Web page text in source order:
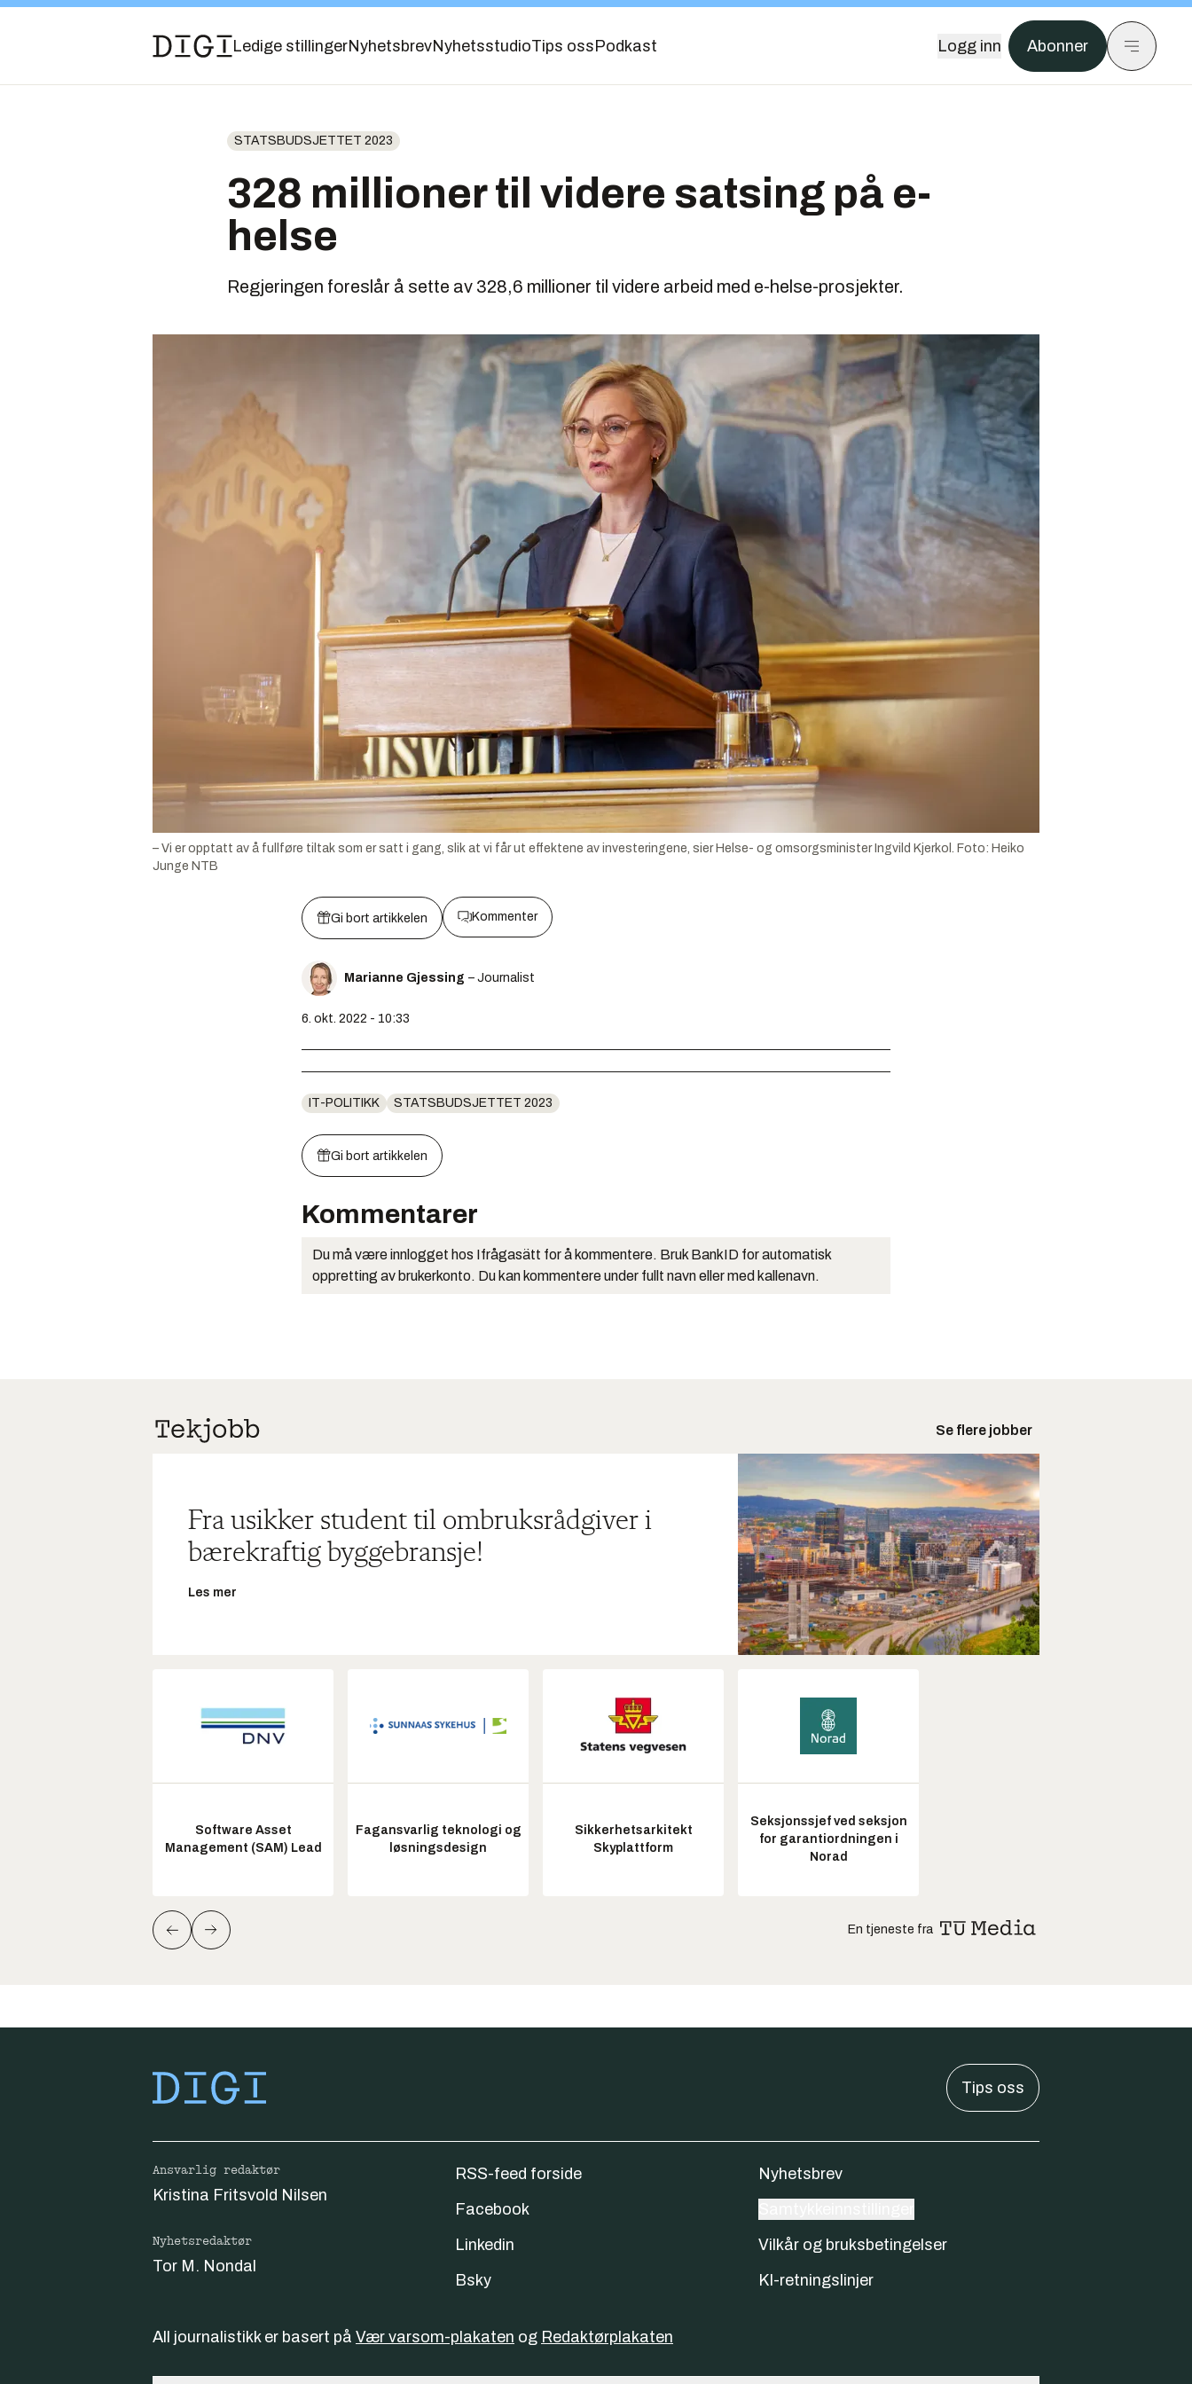
Ledige stillingerNyhetsbrevNyhetsstudioTips oss Podkast Logg inn Abonner
STATSBUDSJETTET 2023
328 millioner til videre satsing på e-
helse
Regjeringen foreslår å sette av 328,6 millioner til videre arbeid med e-helse-prosjekter.
– Vi er opptatt av å fullføre tiltak som er satt i gang, slik at vi får ut effektene av investeringene, sier Helse- og omsorgsminister Ingvild Kjerkol. Foto: Heiko
Junge NTB
Gi bort artikkelen Kommenter
Marianne Gjessing – Journalist
6. okt. 2022 - 10:33
IT-POLITIKK STATSBUDSJETTET 2023
Gi bort artikkelen
Kommentarer
Du må være innlogget hos Ifrågasätt for å kommentere. Bruk BankID for automatisk
oppretting av brukerkonto. Du kan kommentere under fullt navn eller med kallenavn.
Se flere jobber
Fra usikker student til ombruksrådgiver i
bærekraftig byggebransje!
Les mer
Software Asset
Management (SAM) Lead
Fagansvarlig teknologi og
løsningsdesign
Sikkerhetsarkitekt
Skyplattform
Seksjonssjef ved seksjon
for garantiordningen i
Norad
En tjeneste fra
Tips oss
Ansvarlig redaktør
Kristina Fritsvold Nilsen
Nyhetsredaktør
Tor M. Nondal
RSS-feed forside
Facebook
Linkedin
Bsky
Nyhetsbrev
Vilkår og bruksbetingelser
KI-retningslinjer
All journalistikk er basert på Vær varsom-plakaten og Redaktørplakaten